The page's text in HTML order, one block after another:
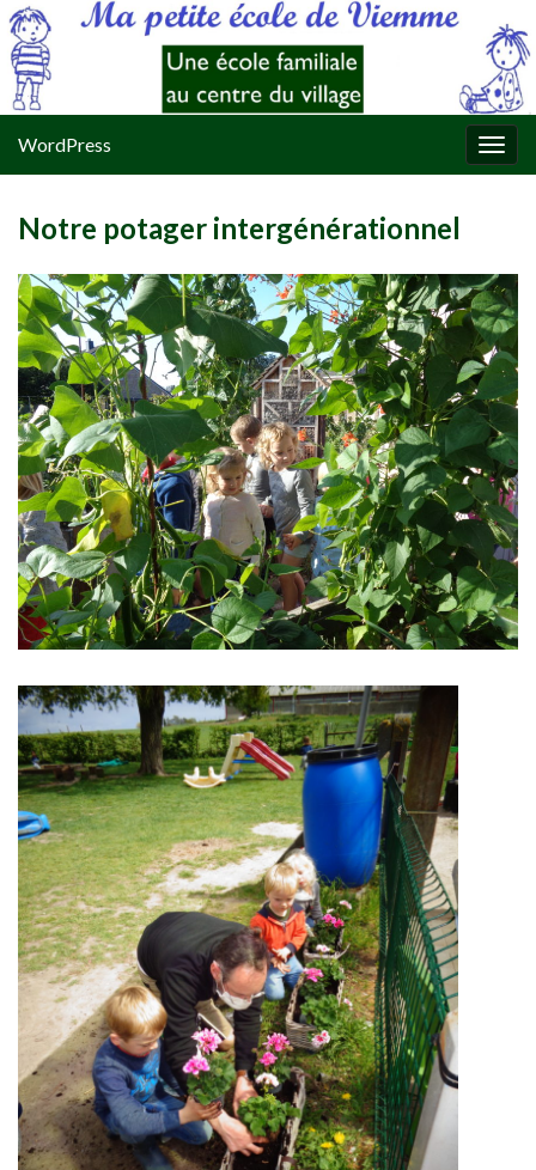
WordPress
Notre potager intergénérationnel